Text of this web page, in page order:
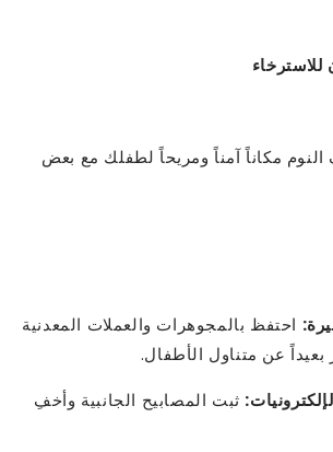
مكاناً آمناً ومريحاً لطفلك مع بعض
احتفظ بالمجوهرات والعملات المعدنية
عن متناول الأطفال.
ثبت المصابيح الجانبية وأخفِ